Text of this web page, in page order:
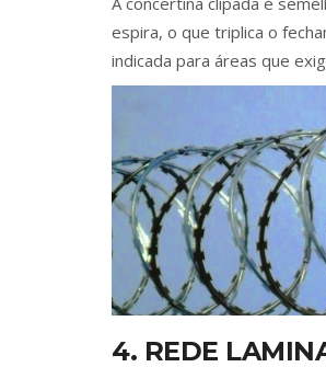
espira, o que triplica o
indicada para áreas que
4. REDE